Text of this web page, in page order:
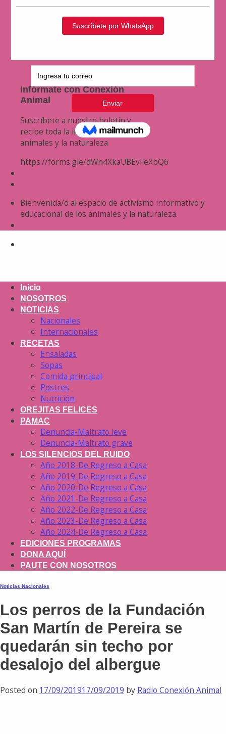
Infórmate con Conexión
Animal
Suscríbete a nuestro boletín y
recibe toda la información de los
animales y la naturaleza
https://forms.gle/dWn4XkaUBEvFeXbQ6
Bienvenida/o al espacio de activismo informativo y
educacional de los animales y la naturaleza.
Inicio
NOSOTROS
NOTICIAS
Nacionales
Internacionales
RECETAS
Ensaladas
Sopas
Comida principal
Postres
Nutrición
OREJITAS FELICES
PAMAC
Denuncia-Maltrato leve
Denuncia-Maltrato grave
LOS SILENCIOS DEL RUIDO
Año 2018-De Regreso a Casa
Año 2019-De Regreso a Casa
Año 2020-De Regreso a Casa
Año 2021-De Regreso a Casa
Año 2022-De Regreso a Casa
Año 2023-De Regreso a Casa
Año 2024-De Regreso a Casa
EDICIONES PROGRAMAS
DONA AQUÍ
PAUTE CON NOSOTROS
Noticias Nacionales
Los perros de la Fundación
San Martín de Pereira se
quedarán sin techo por
desalojo del albergue
Posted on 17/09/201917/09/2019 by Radio Conexión Animal